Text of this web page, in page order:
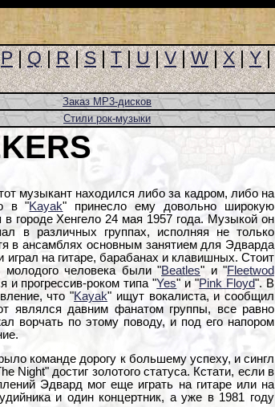
P|Q|R|S|T|U|V|W|X|Y|
Заказ MP3-дисков
Стили рок-музыки
музыкант находился либо за кадром, либо на
в "Kayak" принесло ему довольно широкую
городе Хенгело 24 мая 1957 года. Музыкой он
в различных группах, исполняя не только
в ансамблях основным занятием для Эдварда
на гитаре, барабанах и клавишных. Стоит
молодого человека были "Beatles" и "Fleetwod
и прогрессив-роком типа "Yes" и "Pink Floyd". В
что "Kayak" ищут вокалиста, и сообщил
являлся давним фанатом группы, все равно
ворчать по этому поводу, и под его напором
команде дорогу к большему успеху, и сингл
достиг золотого статуса. Кстати, если в
Эдвард мог еще играть на гитаре или на
и один концертник, а уже в 1981 году